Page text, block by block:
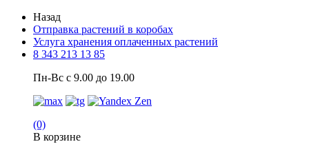
Назад
Отправка растений в коробах
Услуга хранения оплаченных растений
8 343 213 13 85
Пн-Вс с 9.00 до 19.00
(0)
В корзине